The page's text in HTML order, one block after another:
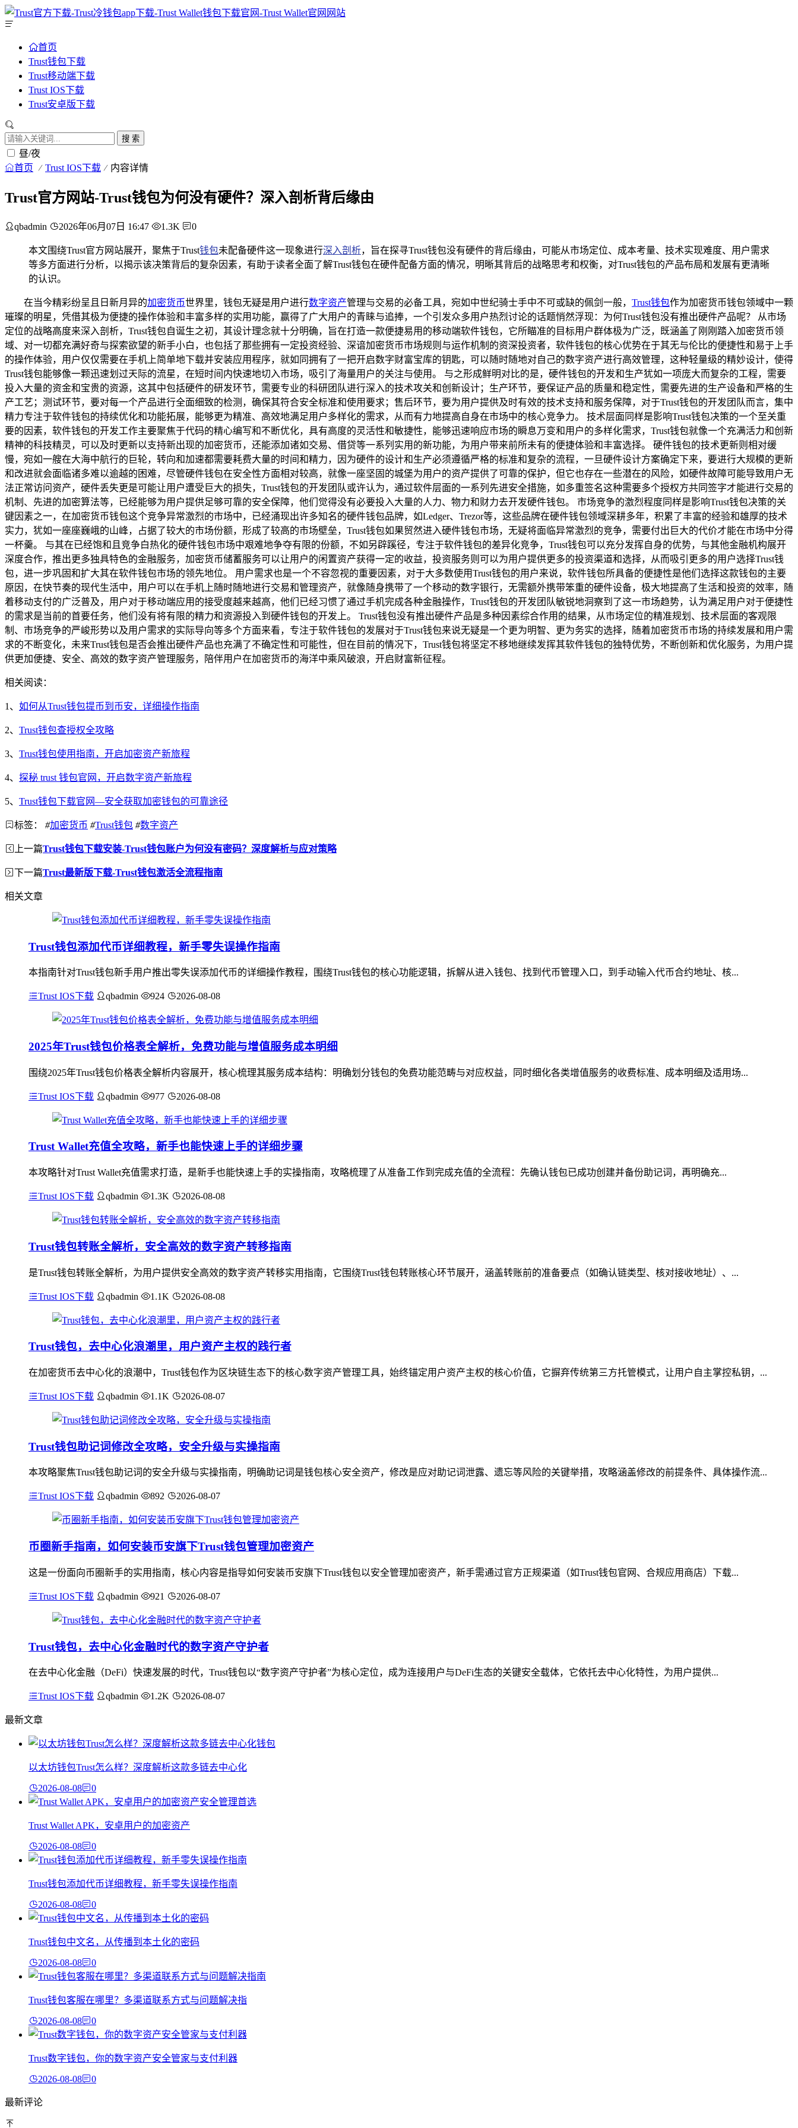
首页
Trust钱包下载
Trust移动端下载
Trust IOS下载
Trust安卓版下载
搜 索
昼/夜
首页 Trust IOS下载 内容详情
Trust官方网站-Trust钱包为何没有硬件？深入剖析背后缘由
qbadmin 2026年06月07日 16:47 1.3K 0
本文围绕Trust官方网站展开，聚焦于Trust钱包未配备硬件这一现象进行深入剖析，旨在探寻Trust钱包没有硬件的背后缘由，可能从市场定位、成本考量、技术实现难度、用户需求
等多方面进行分析，以揭示该决策背后的复杂因素，有助于读者全面了解Trust钱包在硬件配备方面的情况，明晰其背后的战略思考和权衡，对Trust钱包的产品布局和发展有更清晰
的认识。
在当今精彩纷呈且日新月异的加密货币世界里，钱包无疑是用户进行数字资产管理与交易的必备工具，宛如中世纪骑士手中不可或缺的佩剑一般， Trust钱包作为加密货币钱包领域中一颗
璀璨的明星，凭借其极为便捷的操作体验和丰富多样的实用功能，赢得了广大用户的青睐与追捧，一个引发众多用户热烈讨论的话题悄然浮现：为何Trust钱包没有推出硬件产品呢？ 从市场
定位的战略高度来深入剖析，Trust钱包自诞生之初，其设计理念就十分明确，旨在打造一款便捷易用的移动端软件钱包，它所瞄准的目标用户群体极为广泛，既涵盖了刚刚踏入加密货币领
域、对一切都充满好奇与探索欲望的新手小白，也包括了那些拥有一定投资经验、深谙加密货币市场规则与运作机制的资深投资者，软件钱包的核心优势在于其无与伦比的便捷性和易于上手
的操作体验，用户仅仅需要在手机上简单地下载并安装应用程序，就如同拥有了一把开启数字财富宝库的钥匙，可以随时随地对自己的数字资产进行高效管理，这种轻量级的精妙设计，使得
Trust钱包能够像一颗迅速划过天际的流星，在短时间内快速地切入市场，吸引了海量用户的关注与使用。 与之形成鲜明对比的是，硬件钱包的开发和生产犹如一项庞大而复杂的工程，需要
投入大量的资金和宝贵的资源，这其中包括硬件的研发环节，需要专业的科研团队进行深入的技术攻关和创新设计；生产环节，要保证产品的质量和稳定性，需要先进的生产设备和严格的生
产工艺；测试环节，要对每一个产品进行全面细致的检测，确保其符合安全标准和使用要求；售后环节，要为用户提供及时有效的技术支持和服务保障，对于Trust钱包的开发团队而言，集中
精力专注于软件钱包的持续优化和功能拓展，能够更为精准、高效地满足用户多样化的需求，从而有力地提高自身在市场中的核心竞争力。 技术层面同样是影响Trust钱包决策的一个至关重
要的因素，软件钱包的开发工作主要聚焦于代码的精心编写和不断优化，具有高度的灵活性和敏捷性，能够迅速响应市场的瞬息万变和用户的多样化需求，Trust钱包就像一个充满活力和创新
精神的科技精灵，可以及时更新以支持新出现的加密货币，还能添加诸如交易、借贷等一系列实用的新功能，为用户带来前所未有的便捷体验和丰富选择。 硬件钱包的技术更新则相对缓
慢，宛如一艘在大海中航行的巨轮，转向和加速都需要耗费大量的时间和精力，因为硬件的设计和生产必须遵循严格的标准和复杂的流程，一旦硬件设计方案确定下来，要进行大规模的更新
和改进就会面临诸多难以逾越的困难，尽管硬件钱包在安全性方面相对较高，就像一座坚固的城堡为用户的资产提供了可靠的保护，但它也存在一些潜在的风险，如硬件故障可能导致用户无
法正常访问资产，硬件丢失更是可能让用户遭受巨大的损失，Trust钱包的开发团队或许认为，通过软件层面的一系列先进安全措施，如多重签名这种需要多个授权方共同签字才能进行交易的
机制、先进的加密算法等，已经能够为用户提供足够可靠的安全保障，他们觉得没有必要投入大量的人力、物力和财力去开发硬件钱包。 市场竞争的激烈程度同样是影响Trust钱包决策的关
键因素之一，在加密货币钱包这个竞争异常激烈的市场中，已经涌现出许多知名的硬件钱包品牌，如Ledger、Trezor等，这些品牌在硬件钱包领域深耕多年，积累了丰富的经验和雄厚的技术
实力，犹如一座座巍峨的山峰，占据了较大的市场份额，形成了较高的市场壁垒，Trust钱包如果贸然进入硬件钱包市场，无疑将面临异常激烈的竞争，需要付出巨大的代价才能在市场中分得
一杯羹。 与其在已经饱和且竞争白热化的硬件钱包市场中艰难地争夺有限的份额，不如另辟蹊径，专注于软件钱包的差异化竞争，Trust钱包可以充分发挥自身的优势，与其他金融机构展开
深度合作，推出更多独具特色的金融服务，加密货币储蓄服务可以让用户的闲置资产获得一定的收益，投资服务则可以为用户提供更多的投资渠道和选择，从而吸引更多的用户选择Trust钱
包，进一步巩固和扩大其在软件钱包市场的领先地位。 用户需求也是一个不容忽视的重要因素，对于大多数使用Trust钱包的用户来说，软件钱包所具备的便捷性是他们选择这款钱包的主要
原因，在快节奏的现代生活中，用户可以在手机上随时随地进行交易和管理资产，就像随身携带了一个移动的数字银行，无需额外携带笨重的硬件设备，极大地提高了生活和投资的效率，随
着移动支付的广泛普及，用户对于移动端应用的接受度越来越高，他们已经习惯了通过手机完成各种金融操作，Trust钱包的开发团队敏锐地洞察到了这一市场趋势，认为满足用户对于便捷性
的需求是当前的首要任务，他们没有将有限的精力和资源投入到硬件钱包的开发上。 Trust钱包没有推出硬件产品是多种因素综合作用的结果，从市场定位的精准规划、技术层面的客观限
制、市场竞争的严峻形势以及用户需求的实际导向等多个方面来看，专注于软件钱包的发展对于Trust钱包来说无疑是一个更为明智、更为务实的选择，随着加密货币市场的持续发展和用户需
求的不断变化，未来Trust钱包是否会推出硬件产品也充满了不确定性和可能性，但在目前的情况下，Trust钱包将坚定不移地继续发挥其软件钱包的独特优势，不断创新和优化服务，为用户提
供更加便捷、安全、高效的数字资产管理服务，陪伴用户在加密货币的海洋中乘风破浪，开启财富新征程。
相关阅读：
1、 如何从Trust钱包提币到币安，详细操作指南
2、 Trust钱包查授权全攻略
3、 Trust钱包使用指南，开启加密资产新旅程
4、 探秘 trust 钱包官网，开启数字资产新旅程
5、 Trust钱包下载官网—安全获取加密钱包的可靠途径
标签： #加密货币 #Trust钱包 #数字资产
上一篇Trust钱包下载安装-Trust钱包账户为何没有密码？深度解析与应对策略
下一篇Trust最新版下载-Trust钱包激活全流程指南
相关文章
Trust钱包添加代币详细教程，新手零失误操作指南
本指南针对Trust钱包新手用户推出零失误添加代币的详细操作教程，围绕Trust钱包的核心功能逻辑，拆解从进入钱包、找到代币管理入口，到手动输入代币合约地址、核...
Trust IOS下载 qbadmin 924 2026-08-08
2025年Trust钱包价格表全解析，免费功能与增值服务成本明细
围绕2025年Trust钱包价格表全解析内容展开，核心梳理其服务成本结构：明确划分钱包的免费功能范畴与对应权益，同时细化各类增值服务的收费标准、成本明细及适用场...
Trust IOS下载 qbadmin 977 2026-08-08
Trust Wallet充值全攻略，新手也能快速上手的详细步骤
本攻略针对Trust Wallet充值需求打造，是新手也能快速上手的实操指南，攻略梳理了从准备工作到完成充值的全流程：先确认钱包已成功创建并备份助记词，再明确充...
Trust IOS下载 qbadmin 1.3K 2026-08-08
Trust钱包转账全解析，安全高效的数字资产转移指南
是Trust钱包转账全解析，为用户提供安全高效的数字资产转移实用指南，它围绕Trust钱包转账核心环节展开，涵盖转账前的准备要点（如确认链类型、核对接收地址）、...
Trust IOS下载 qbadmin 1.1K 2026-08-08
Trust钱包，去中心化浪潮里，用户资产主权的践行者
在加密货币去中心化的浪潮中，Trust钱包作为区块链生态下的核心数字资产管理工具，始终锚定用户资产主权的核心价值，它摒弃传统第三方托管模式，让用户自主掌控私钥，...
Trust IOS下载 qbadmin 1.1K 2026-08-07
Trust钱包助记词修改全攻略，安全升级与实操指南
本攻略聚焦Trust钱包助记词的安全升级与实操指南，明确助记词是钱包核心安全资产，修改是应对助记词泄露、遗忘等风险的关键举措，攻略涵盖修改的前提条件、具体操作流...
Trust IOS下载 qbadmin 892 2026-08-07
币圈新手指南，如何安装币安旗下Trust钱包管理加密资产
这是一份面向币圈新手的实用指南，核心内容是指导如何安装币安旗下Trust钱包以安全管理加密资产，新手需通过官方正规渠道（如Trust钱包官网、合规应用商店）下载...
Trust IOS下载 qbadmin 921 2026-08-07
Trust钱包，去中心化金融时代的数字资产守护者
在去中心化金融（DeFi）快速发展的时代，Trust钱包以“数字资产守护者”为核心定位，成为连接用户与DeFi生态的关键安全载体，它依托去中心化特性，为用户提供...
Trust IOS下载 qbadmin 1.2K 2026-08-07
最新文章
以太坊钱包Trust怎么样？深度解析这款多链去中心化
2026-08-08 0
Trust Wallet APK，安卓用户的加密资产
2026-08-08 0
Trust钱包添加代币详细教程，新手零失误操作指南
2026-08-08 0
Trust钱包中文名，从传播到本土化的密码
2026-08-08 0
Trust钱包客服在哪里？多渠道联系方式与问题解决指
2026-08-08 0
Trust数字钱包，你的数字资产安全管家与支付利器
2026-08-08 0
最新评论